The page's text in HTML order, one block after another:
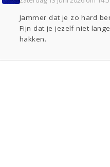
Jammer dat je zo hard
Fijn dat je jezelf niet
hakken.